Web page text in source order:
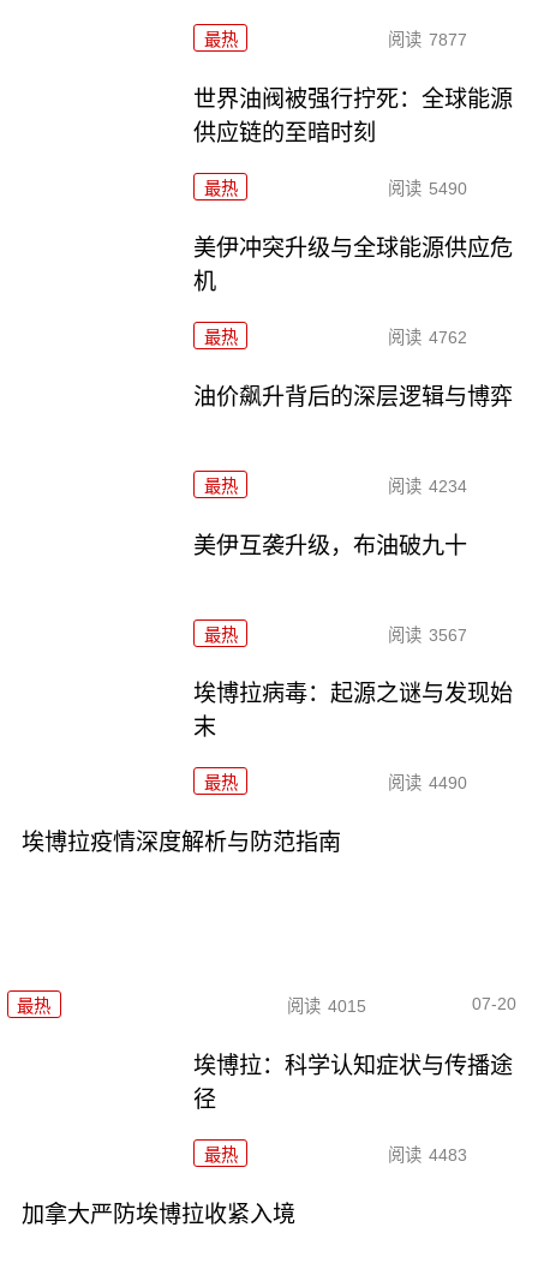
最热 阅读 7877
世界油阀被强行拧死：全球能源
供应链的至暗时刻
最热 阅读 5490
美伊冲突升级与全球能源供应危
机
最热 阅读 4762
油价飙升背后的深层逻辑与博弈
最热 阅读 4234
美伊互袭升级，布油破九十
最热 阅读 3567
埃博拉病毒：起源之谜与发现始
末
最热 阅读 4490
埃博拉疫情深度解析与防范指南
最热 阅读 4015 07-20
埃博拉：科学认知症状与传播途
径
最热 阅读 4483
加拿大严防埃博拉收紧入境